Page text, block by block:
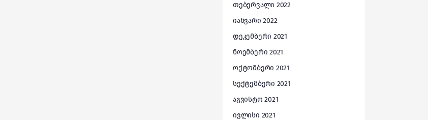
თებერვალი 2022
იანვარი 2022
დეკემბერი 2021
ნოემბერი 2021
ოქტომბერი 2021
სექტემბერი 2021
აგვისტო 2021
ივლისი 2021